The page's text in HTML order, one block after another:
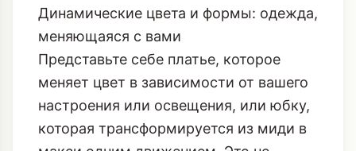
Динамические цвета и формы: одежда,
меняющаяся с вами
Представьте себе платье, которое
меняет цвет в зависимости от вашего
настроения или освещения, или юбку,
которая трансформируется из миди в